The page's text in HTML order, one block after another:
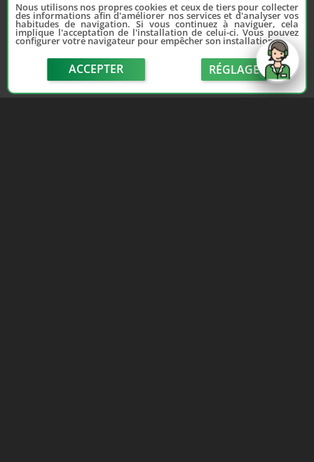
Nous utilisons nos propres cookies et ceux de tiers pour collecter
des informations afin d'améliorer nos services et d'analyser vos
habitudes de navigation. Si vous continuez à naviguer, cela
implique l'acceptation de l'installation de celui-ci. Vous pouvez
configurer votre navigateur pour empêcher son installation.
ACCEPTER RÉGLAGE